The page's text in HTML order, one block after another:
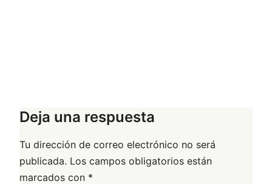
Deja una respuesta
Tu dirección de correo electrónico no será
publicada. Los campos obligatorios están
marcados con *